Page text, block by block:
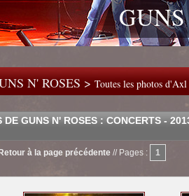
N' ROSES > Toutes les photos
DE GUNS N' ROSES : CONCERTS -
Retour à la page précédente // Pages : 1